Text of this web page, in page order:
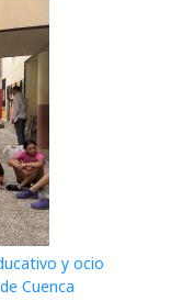
y ocio
Cuenca